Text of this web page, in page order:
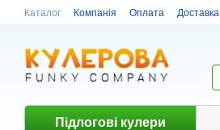
Перейти до основного контенту
Каталог Компанія Оплата Доставка
Підлогові кулери